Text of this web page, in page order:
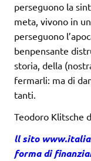
perseguono la
meta, vivono in
perseguono
benpensante
storia, della
fermarli: ma di
tanti.
Teodoro Klitsche
ll sito
forma di